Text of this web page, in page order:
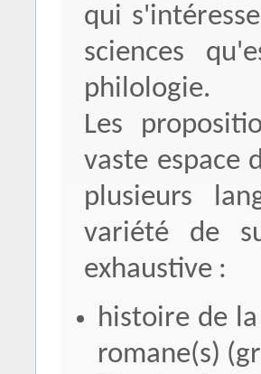
qui
sciences
philologie.
Les
vaste espace
plusieurs
variété de
exhaustive :
histoire de
romane(s)